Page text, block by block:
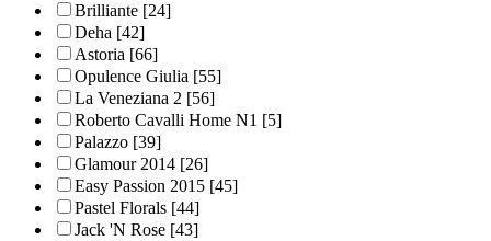
Brilliante [24]
Deha [42]
Astoria [66]
Opulence Giulia [55]
La Veneziana 2 [56]
Roberto Cavalli Home N1 [5]
Palazzo [39]
Glamour 2014 [26]
Easy Passion 2015 [45]
Pastel Florals [44]
Jack 'N Rose [43]